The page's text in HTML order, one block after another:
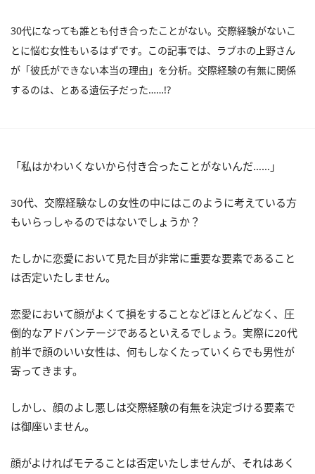
30代になっても誰とも付き合ったことがない。交際経験がないこ
とに悩む女性もいるはずです。この記事では、ラブホの上野さん
が「彼氏ができない本当の理由」を分析。交際経験の有無に関係
するのは、とある遺伝子だった……!?
「私はかわいくないから付き合ったことがないんだ……」
30代、交際経験なしの女性の中にはこのように考えている方
もいらっしゃるのではないでしょうか？
たしかに恋愛において見た目が非常に重要な要素であること
は否定いたしません。
恋愛において顔がよくて損をすることなどほとんどなく、圧
倒的なアドバンテージであるといえるでしょう。実際に20代
前半で顔のいい女性は、何もしなくたっていくらでも男性が
寄ってきます。
しかし、顔のよし悪しは交際経験の有無を決定づける要素で
は御座いません。
顔がよければモテることは否定いたしませんが、それはあく